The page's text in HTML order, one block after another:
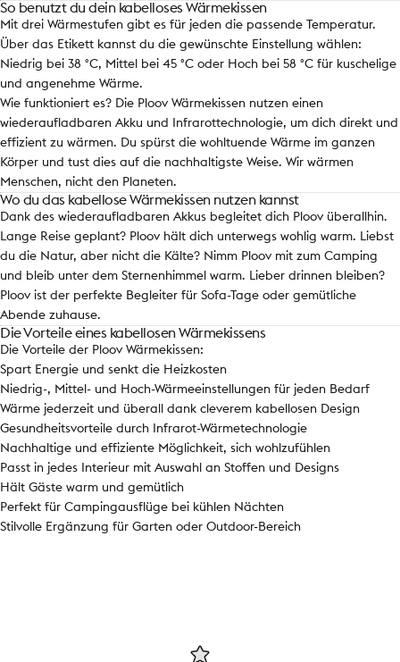
So benutzt du dein kabelloses Wärmekissen
Mit drei Wärmestufen gibt es für jeden die passende Temperatur.
Über das Etikett kannst du die gewünschte Einstellung wählen:
Niedrig bei 38 °C, Mittel bei 45 °C oder Hoch bei 58 °C für kuschelige
und angenehme Wärme.
Wie funktioniert es? Die Ploov Wärmekissen nutzen einen
wiederaufladbaren Akku und Infrarottechnologie, um dich direkt und
effizient zu wärmen. Du spürst die wohltuende Wärme im ganzen
Körper und tust dies auf die nachhaltigste Weise. Wir wärmen
Menschen, nicht den Planeten.
Wo du das kabellose Wärmekissen nutzen kannst
Dank des wiederaufladbaren Akkus begleitet dich Ploov überallhin.
Lange Reise geplant? Ploov hält dich unterwegs wohlig warm. Liebst
du die Natur, aber nicht die Kälte? Nimm Ploov mit zum Camping
und bleib unter dem Sternenhimmel warm. Lieber drinnen bleiben?
Ploov ist der perfekte Begleiter für Sofa-Tage oder gemütliche
Abende zuhause.
Die Vorteile eines kabellosen Wärmekissens
Die Vorteile der Ploov Wärmekissen:
Spart Energie und senkt die Heizkosten
Niedrig-, Mittel- und Hoch-Wärmeeinstellungen für jeden Bedarf
Wärme jederzeit und überall dank cleverem kabellosen Design
Gesundheitsvorteile durch Infrarot-Wärmetechnologie
Nachhaltige und effiziente Möglichkeit, sich wohlzufühlen
Passt in jedes Interieur mit Auswahl an Stoffen und Designs
Hält Gäste warm und gemütlich
Perfekt für Campingausflüge bei kühlen Nächten
Stilvolle Ergänzung für Garten oder Outdoor-Bereich